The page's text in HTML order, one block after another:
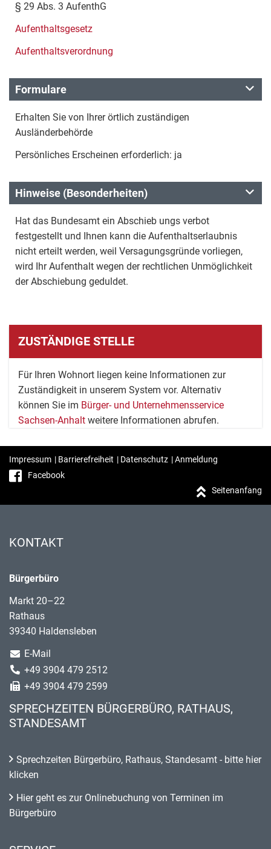
§ 29 Abs. 3 AufenthG
Aufenthaltsgesetz
Aufenthaltsverordnung
Formulare
Erhalten Sie von Ihrer örtlich zuständigen
Ausländerbehörde
Persönliches Erscheinen erforderlich: ja
Hinweise (Besonderheiten)
Hat das Bundesamt ein Abschieb ungs verbot
festgestellt und Ihnen kann die Aufenthaltserlaubnis
nicht erteilt werden, weil Versagungsgründe vorliegen,
wird Ihr Aufenthalt wegen der rechtlichen Unmöglichkeit
der Abschiebung geduldet.
ZUSTÄNDIGE STELLE
Für Ihren Wohnort liegen keine Informationen zur
Zuständigkeit in unserem System vor. Alternativ
können Sie im Bürger- und Unternehmensservice
Sachsen-Anhalt weitere Informationen abrufen.
Impressum | Barrierefreiheit | Datenschutz |Anmeldung
Facebook
Seitenanfang
KONTAKT
Bürgerbüro
Markt 20–22
Rathaus
39340 Haldensleben
E-Mail
+49 3904 479 2512
+49 3904 479 2599
SPRECHZEITEN BÜRGERBÜRO, RATHAUS,
STANDESAMT
Sprechzeiten Bürgerbüro, Rathaus, Standesamt - bitte hier
klicken
Hier geht es zur Onlinebuchung von Terminen im
Bürgerbüro